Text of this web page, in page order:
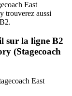
East
trouverez aussi
sur la ligne B2
(Stagecoach
East